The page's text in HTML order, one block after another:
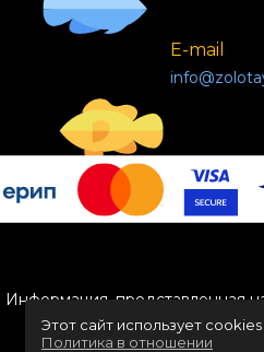
E-mail
представленная
Этот сайт использует cookies
Политика в отношении